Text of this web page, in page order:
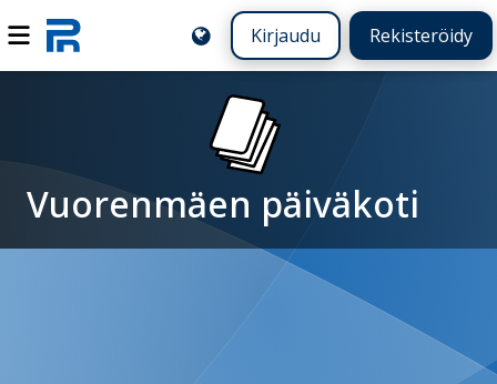
Kirjaudu Rekisteröidy
Vuorenmäen päiväkoti